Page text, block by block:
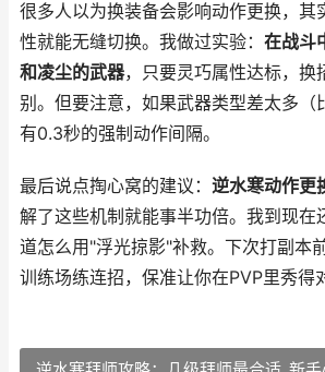
很多人以为换装备会影响动作更换，其
性就能无缝切换。我做过实验： 在战斗
和凌尘的武器，只要灵巧属性达标，换
别。但要注意，如果武器类型差太多（
有0.3秒的强制动作间隔。
最后说点掏心窝的建议： 逆水寒动作更
解了这些机制就能事半功倍。我到现在
道怎么用"浮光掠影"补救。下次打副本
训练场练连招，保准让你在PVP里秀得